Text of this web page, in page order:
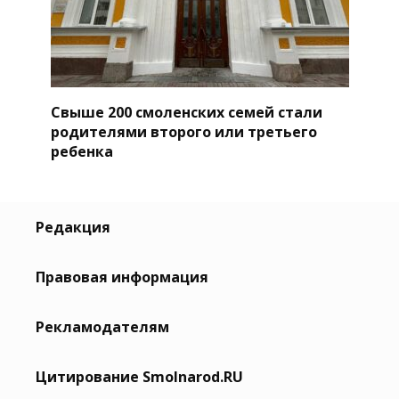
Свыше 200 смоленских семей стали
родителями второго или третьего
ребенка
Редакция
Правовая информация
Рекламодателям
Цитирование Smolnarod.RU